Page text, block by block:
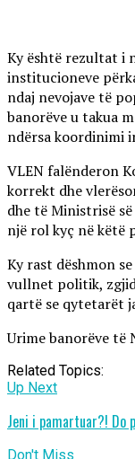
Ky është rezultat i
institucioneve
ndaj nevojave të
banorëve u takua
ndërsa koordinimi
VLEN falënderon
korrekt dhe
dhe të Ministrisë
një rol kyç në këtë
Ky rast dëshmon
vullnet politik,
qartë se qytetarët
Urime banorëve të
Related Topics:
Up Next
Jeni i pamartuar?! Do
Don't Miss